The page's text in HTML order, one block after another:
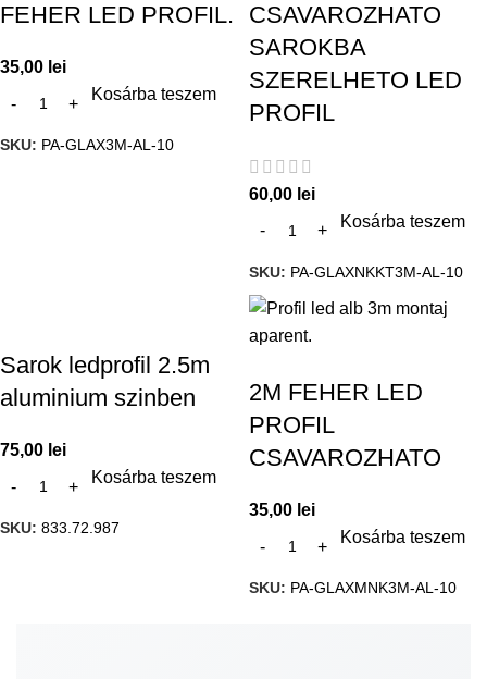
FEHER LED PROFIL.
35,00 lei
Kosárba teszem
SKU: PA-GLAX3M-AL-10
CSAVAROZHATO
SAROKBA
SZERELHETO LED
PROFIL
60,00 lei
Kosárba teszem
SKU: PA-GLAXNKKT3M-AL-10
Sarok ledprofil 2.5m
aluminium szinben
75,00 lei
Kosárba teszem
SKU: 833.72.987
2M FEHER LED
PROFIL
CSAVAROZHATO
35,00 lei
Kosárba teszem
SKU: PA-GLAXMNK3M-AL-10